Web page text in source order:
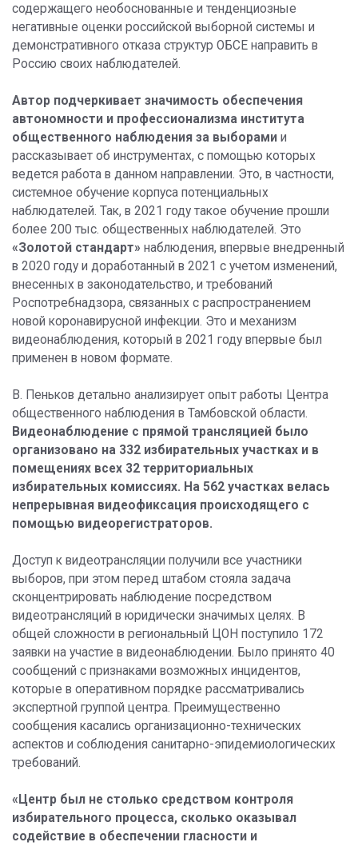
содержащего необоснованные и тенденциозные
негативные оценки российской выборной системы и
демонстративного отказа структур ОБСЕ направить в
Россию своих наблюдателей.
Автор подчеркивает значимость обеспечения
автономности и профессионализма института
общественного наблюдения за выборами и
рассказывает об инструментах, с помощью которых
ведется работа в данном направлении. Это, в частности,
системное обучение корпуса потенциальных
наблюдателей. Так, в 2021 году такое обучение прошли
более 200 тыс. общественных наблюдателей. Это
«Золотой стандарт» наблюдения, впервые внедренный
в 2020 году и доработанный в 2021 с учетом изменений,
внесенных в законодательство, и требований
Роспотребнадзора, связанных с распространением
новой коронавирусной инфекции. Это и механизм
видеонаблюдения, который в 2021 году впервые был
применен в новом формате.
В. Пеньков детально анализирует опыт работы Центра
общественного наблюдения в Тамбовской области.
Видеонаблюдение с прямой трансляцией было
организовано на 332 избирательных участках и в
помещениях всех 32 территориальных
избирательных комиссиях. На 562 участках велась
непрерывная видеофиксация происходящего с
помощью видеорегистраторов.
Доступ к видеотрансляции получили все участники
выборов, при этом перед штабом стояла задача
сконцентрировать наблюдение посредством
видеотрансляций в юридически значимых целях. В
общей сложности в региональный ЦОН поступило 172
заявки на участие в видеонаблюдении. Было принято 40
сообщений с признаками возможных инцидентов,
которые в оперативном порядке рассматривались
экспертной группой центра. Преимущественно
сообщения касались организационно-технических
аспектов и соблюдения санитарно-эпидемиологических
требований.
«Центр был не столько средством контроля
избирательного процесса, сколько оказывал
содействие в обеспечении гласности и